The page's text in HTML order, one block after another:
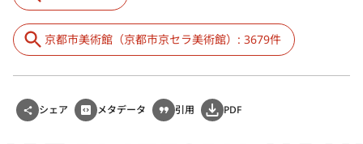
京都市美術館（京都市京セラ美術館）: 3679件
シェア メタデータ 引用 PDF